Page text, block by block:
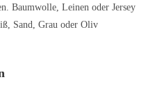
Baumwolle, Leinen oder Jersey
Sand, Grau oder Oliv